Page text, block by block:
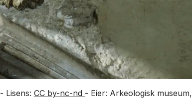
- Lisens: CC by-nc-nd - Eier: Arkeologisk museum,